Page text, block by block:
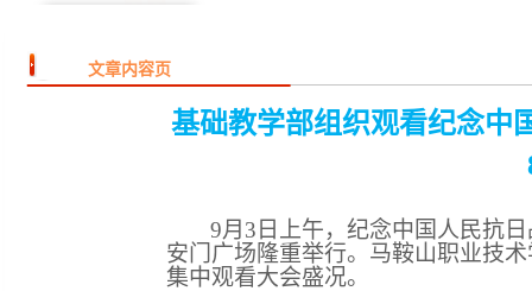
文章内容页
基础教学部组织观看纪念中
9月3日上午，纪念中国人民抗
安门广场隆重举行。马鞍山职业技
集中观看大会盛况。